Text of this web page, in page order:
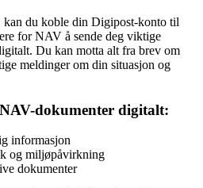
kan du koble din Digipost-konto til
for NAV å sende deg viktige
Du kan motta alt fra brev om
meldinger om din situasjon og
dokumenter digitalt:
informasjon
og miljøpåvirkning
dokumenter